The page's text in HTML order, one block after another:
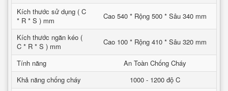
Kích thước sử dụng ( C
* R * S ) mm
Cao 540 * Rộng 500 * Sâu 340 mm
Kích thước ngăn kéo (
C * R * S ) mm
Cao 100 * Rộng 410 * Sâu 320 mm
Tính năng
An Toàn Chống Cháy
Khả năng chống cháy
1000 - 1200 độ C